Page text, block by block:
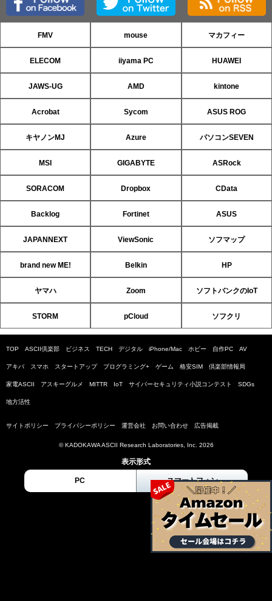
FMV mouse マカフィー
ELECOM iiyama PC HUAWEI
JAWS-UG AMD kintone
Acrobat Sycom ASUS ROG
キヤノンMJ Azure パソコンSEVEN
MSI GIGABYTE ASRock
SORACOM Dropbox CData
Backlog Fortinet ASUS
JAPANNEXT ViewSonic ソフマップ
brand new ME! Belkin HP
ヤマハ Zoom ソフトバンクのIoT
STORM pCloud ソフクリ
TOP ASCII倶楽部 ビジネス TECH デジタル iPhone/Mac ホビー 自作PC AV
アキバ スマホ スタートアップ プログラミング+ ゲーム 格安SIM 倶楽部情報局
家電ASCII アスキーグルメ MITTR IoT サイバーセキュリティ小説コンテスト SDGs
地方活性
サイトポリシー プライバシーポリシー 運営会社 お問い合わせ 広告掲載
© KADOKAWA ASCII Research Laboratories, Inc. 2026
表示形式
PC スマートフォン